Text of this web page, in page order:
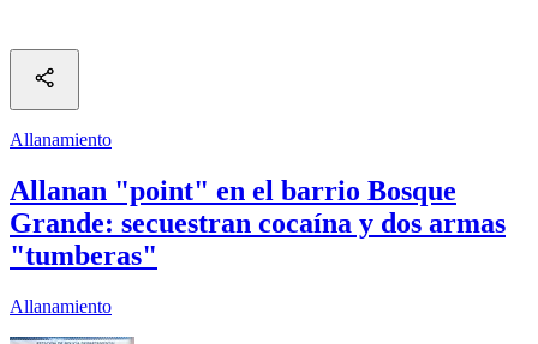
Allanamiento
Allanan "point" en el barrio Bosque
Grande: secuestran cocaína y dos armas
"tumberas"
Allanamiento